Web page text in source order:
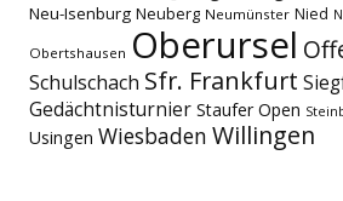
Neu-Isenburg Neuberg Neumünster Nied
Obertshausen Oberursel
Schulschach Sfr. Frankfurt
Gedächtnisturnier Staufer Open
Usingen Wiesbaden Willingen